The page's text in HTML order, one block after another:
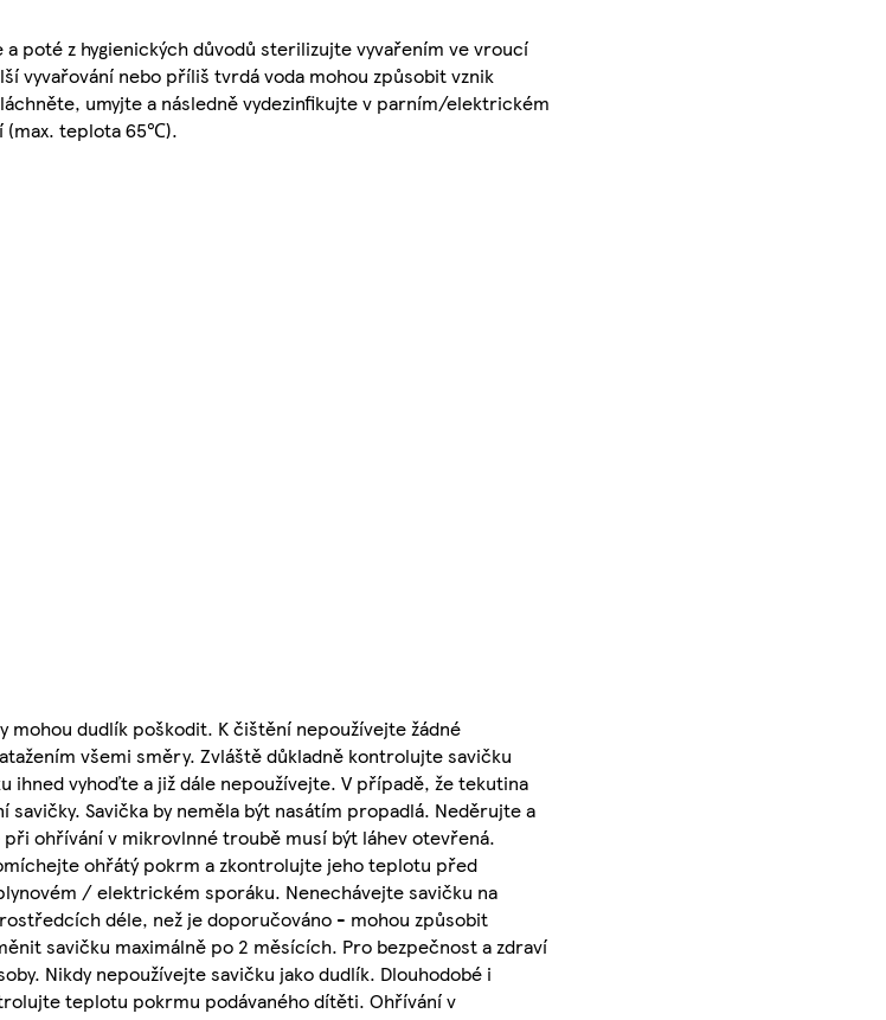
poté z hygienických důvodů sterilizujte vyvařením ve vroucí
vyvařování nebo příliš tvrdá voda mohou způsobit vznik
umyjte a následně vydezinfikujte v parním/elektrickém
(max. teplota 65℃).
dudlík poškodit. K čištění nepoužívejte žádné
všemi směry. Zvláště důkladně kontrolujte savičku
vyhoďte a již dále nepoužívejte. V případě, že tekutina
Savička by neměla být nasátím propadlá. Neděrujte a
ohřívání v mikrovlnné troubě musí být láhev otevřená.
ohřátý pokrm a zkontrolujte jeho teplotu před
/ elektrickém sporáku. Nenechávejte savičku na
déle, než je doporučováno - mohou způsobit
savičku maximálně po 2 měsících. Pro bezpečnost a zdraví
Nikdy nepoužívejte savičku jako dudlík. Dlouhodobé i
teplotu pokrmu podávaného dítěti. Ohřívání v